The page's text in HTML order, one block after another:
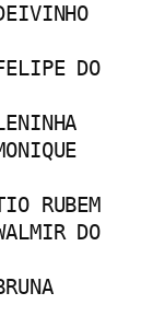
35000	LENINHA
35567	TIO RUBEM